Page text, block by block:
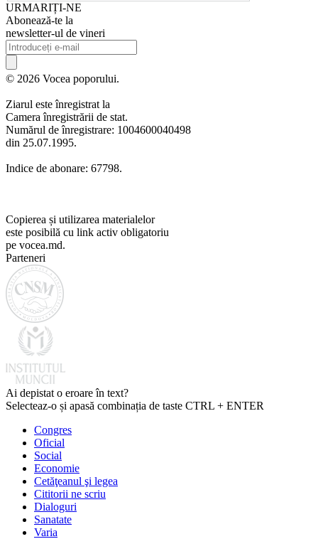
URMARIȚI-NE
Abonează-te la
newsletter-ul de vineri
© 2026 Vocea poporului.
Ziarul este înregistrat la
Camera înregistrării de stat.
Numărul de înregistrare: 1004600040498
din 25.07.1995.
Indice de abonare: 67798.
Copierea și utilizarea materialelor
este posibilă cu link activ obligatoriu
pe vocea.md.
Parteneri
Ai depistat o eroare în text?
Selecteaz-o și apasă combinația de taste CTRL + ENTER
Congres
Oficial
Social
Economie
Cetăţeanul şi legea
Cititorii ne scriu
Dialoguri
Sanatate
Varia